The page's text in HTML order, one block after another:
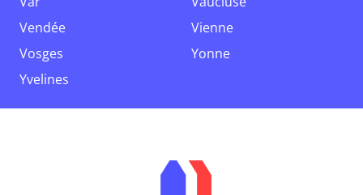
Vendée
Vienne
Vosges
Yonne
Yvelines